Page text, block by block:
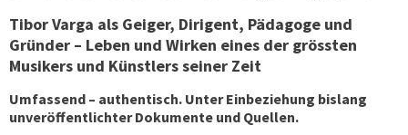
Tibor Varga als Geiger, Dirigent, Pädagoge und
Gründer – Leben und Wirken eines der grössten
Musikers und Künstlers seiner Zeit
Umfassend – authentisch. Unter Einbeziehung bislang
unveröffentlichter Dokumente und Quellen.